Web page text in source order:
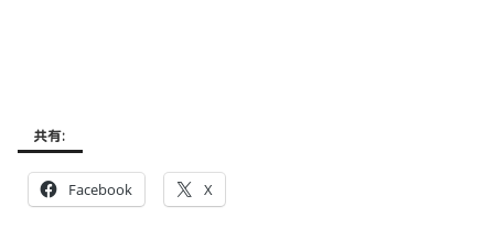
共有:
Facebook X